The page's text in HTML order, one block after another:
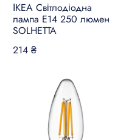
ІКЕА Світлодіодна
лампа E14 250 люмен
SOLHETTA
214 ₴